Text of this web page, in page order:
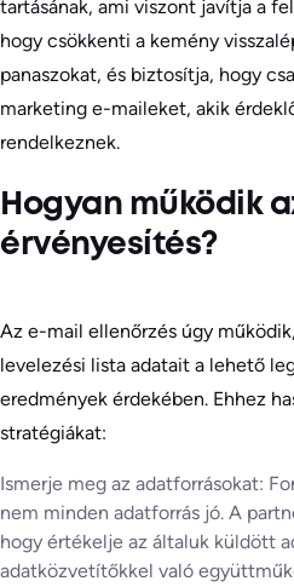
tartásának, ami viszont javítja a
hogy csökkenti a kemény
panaszokat, és biztosítja, hogy
marketing e-maileket, akik
rendelkeznek.
Hogyan működik
érvényesítés?
Az e-mail ellenőrzés úgy
levelezési lista adatait a lehető
eredmények érdekében. Ehhez
stratégiákat:
Ismerje meg az adatforrásokat:
nem minden adatforrás jó. A
hogy értékelje az általuk küldött
adatközvetítőkkel való